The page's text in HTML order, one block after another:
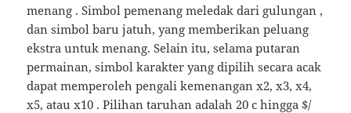
menang . Simbol pemenang meledak dari gulungan ,
dan simbol baru jatuh, yang memberikan peluang
ekstra untuk menang. Selain itu, selama putaran
permainan, simbol karakter yang dipilih secara acak
dapat memperoleh pengali kemenangan x2, x3, x4,
x5, atau x10 . Pilihan taruhan adalah 20 c hingga $/